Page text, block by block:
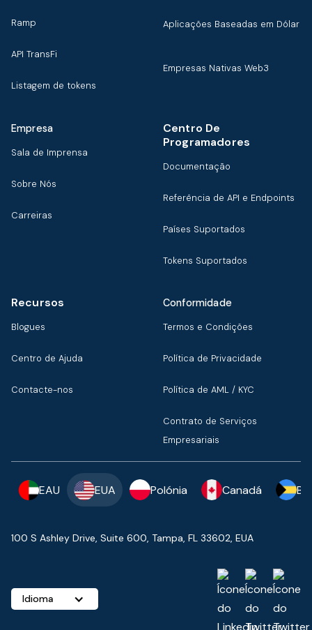
Ramp
API TransFi
Listagem de tokens
Aplicações Baseadas em Dólar
Empresas Nativas Web3
Empresa
Sala de Imprensa
Sobre Nós
Carreiras
Centro De
Programadores
Documentação
Referência de API e Endpoints
Países Suportados
Tokens Suportados
Recursos
Blogues
Centro de Ajuda
Contacte-nos
Conformidade
Termos e Condições
Política de Privacidade
Política de AML / KYC
Contrato de Serviços
Empresariais
EAU EUA Polónia Canadá
100 S Ashley Drive, Suite 600, Tampa, FL 33602, EUA
Idioma